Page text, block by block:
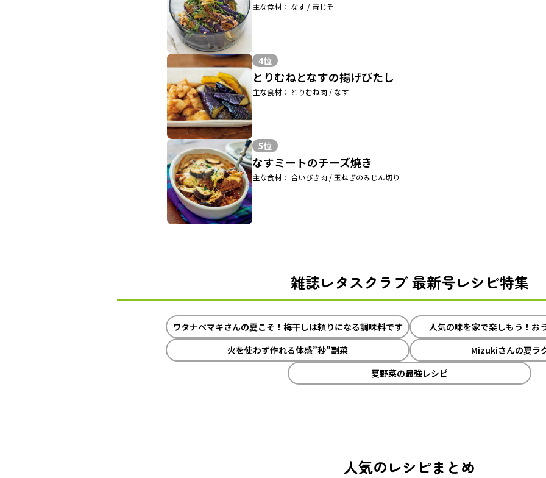
主な食材： なす / 青じそ
4位
とりむねとなすの揚げびたし
主な食材： とりむね肉 / なす
5位
なすミートのチーズ焼き
主な食材： 合いびき肉 / 玉ねぎのみじん切り
雑誌レタスクラブ 最新号レシピ特集
ワタナベマキさんの夏こそ！梅干しは頼りになる調味料です
人気の味を家で楽しもう！お
火を使わず作れる体感”秒”副菜
Mizukiさんの夏ラ
夏野菜の最強レシピ
人気のレシピまとめ